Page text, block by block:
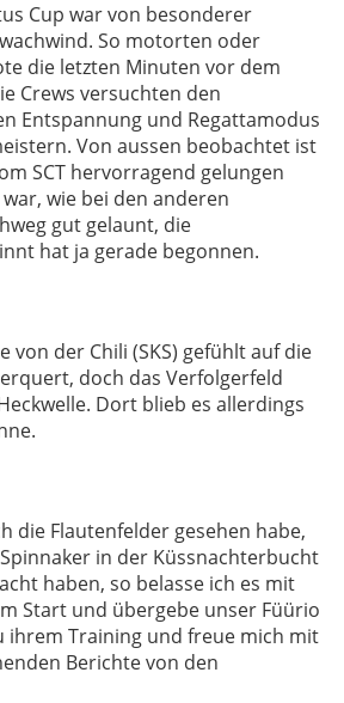
Cup war von besonderer
So motorten oder
die letzten Minuten vor dem
Crews versuchten den
Entspannung und Regattamodus
Von aussen beobachtet ist
SCT hervorragend gelungen
wie bei den anderen
gut gelaunt, die
hat ja gerade begonnen.
von der Chili (SKS) gefühlt auf die
doch das Verfolgerfeld
Dort blieb es allerdings
die Flautenfelder gesehen habe,
in der Küssnachterbucht
haben, so belasse ich es mit
Start und übergebe unser Füürio
ihrem Training und freue mich mit
Berichte von den